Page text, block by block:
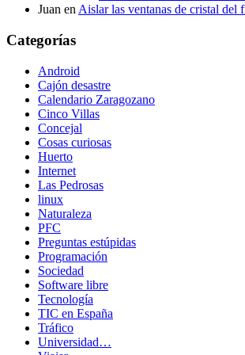
Juan en Aislar las ventanas de cristal del
Categorías
Android
Cajón desastre
Calendario Zaragozano
Cinco Villas
Concejal
Cosas curiosas
Huerto
Internet
Las Pedrosas
linux
Naturaleza
PFC
Preguntas estúpidas
Programación
Sociedad
Software libre
Tecnología
TIC en España
Tráfico
Universidad…